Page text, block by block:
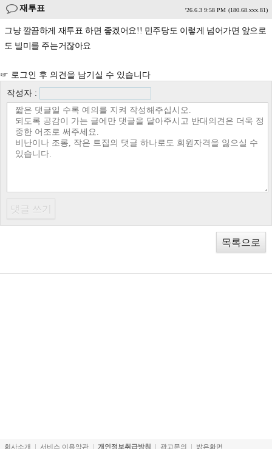
재투표 '26.6.3 9:58 PM (180.68.xxx.81)
그냥 깔끔하게 재투표 하면 좋겠어요!! 민주당도 이렇게 넘어가면 앞으로
도 빌미를 주는거잖아요
☞ 로그인 후 의견을 남기실 수 있습니다
작성자 :
목록으로
회사소개 서비스 이용약관 개인정보취급방침 광고문의 밝은화면